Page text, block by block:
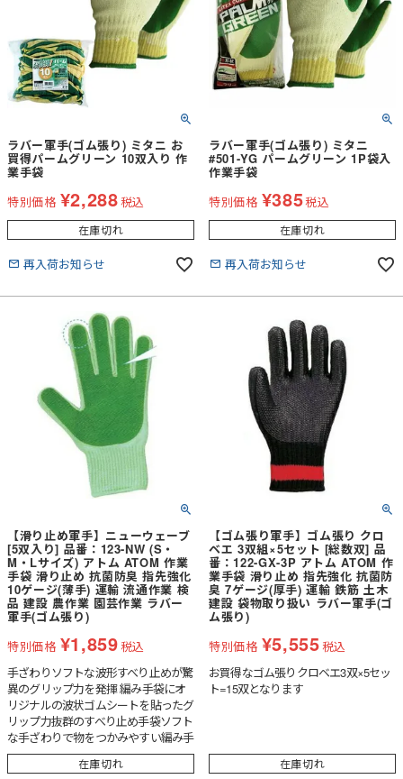
ラバー軍手(ゴム張り) ミタニ お
買得パームグリーン 10双入り 作
業手袋
特別価格 ¥2,288税込
在庫切れ
再入荷お知らせ
ラバー軍手(ゴム張り) ミタニ
#501-YG パームグリーン 1P袋入
作業手袋
特別価格 ¥385税込
在庫切れ
再入荷お知らせ
【滑り止め軍手】ニューウェーブ
[5双入り] 品番：123-NW (S・
M・Lサイズ) アトム ATOM 作業
手袋 滑り止め 抗菌防臭 指先強化
10ゲージ(薄手) 運輸 流通作業 検
品 建設 農作業 園芸作業 ラバー
軍手(ゴム張り)
特別価格 ¥1,859税込
手ざわりソフトな波形すべり止めが驚
異のグリップ力を発揮 編み手袋にオ
リジナルの波状ゴムシートを貼ったグ
リップ力抜群のすべり止め手袋ソフト
な手ざわりで物をつかみやすい編み手
袋の指先部分を強化しているので破れ
にくい天然ゴムのすべり止めなので摩
在庫切れ
【ゴム張り軍手】ゴム張り クロ
ベエ 3双組×5セット [総数双] 品
番：122-GX-3P アトム ATOM 作
業手袋 滑り止め 指先強化 抗菌防
臭 7ゲージ(厚手) 運輸 鉄筋 土木
建設 袋物取り扱い ラバー軍手(ゴ
ム張り)
特別価格 ¥5,555税込
お買得なゴム張りクロベエ3双×5セッ
ト=15双となります
在庫切れ